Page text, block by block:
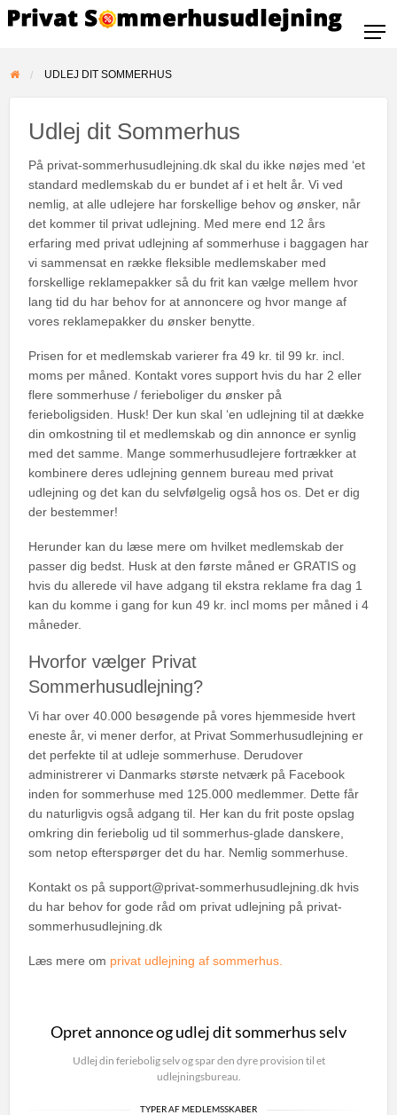
UDLEJ DIT SOMMERHUS
Udlej dit Sommerhus
På privat-sommerhusudlejning.dk skal du ikke nøjes med ‘et
standard medlemskab du er bundet af i et helt år. Vi ved
nemlig, at alle udlejere har forskellige behov og ønsker, når
det kommer til privat udlejning. Med mere end 12 års
erfaring med privat udlejning af sommerhuse i baggagen har
vi sammensat en række fleksible medlemskaber med
forskellige reklamepakker så du frit kan vælge mellem hvor
lang tid du har behov for at annoncere og hvor mange af
vores reklamepakker du ønsker benytte.
Prisen for et medlemskab varierer fra 49 kr. til 99 kr. incl.
moms per måned. Kontakt vores support hvis du har 2 eller
flere sommerhuse / ferieboliger du ønsker på
ferieboligsiden. Husk! Der kun skal ‘en udlejning til at dække
din omkostning til et medlemskab og din annonce er synlig
med det samme. Mange sommerhusudlejere fortrækker at
kombinere deres udlejning gennem bureau med privat
udlejning og det kan du selvfølgelig også hos os. Det er dig
der bestemmer!
Herunder kan du læse mere om hvilket medlemskab der
passer dig bedst. Husk at den første måned er GRATIS og
hvis du allerede vil have adgang til ekstra reklame fra dag 1
kan du komme i gang for kun 49 kr. incl moms per måned i 4
måneder.
Hvorfor vælger Privat
Sommerhusudlejning?
Vi har over 40.000 besøgende på vores hjemmeside hvert
eneste år, vi mener derfor, at Privat Sommerhusudlejning er
det perfekte til at udleje sommerhuse. Derudover
administrerer vi Danmarks største netværk på Facebook
inden for sommerhuse med 125.000 medlemmer. Dette får
du naturligvis også adgang til. Her kan du frit poste opslag
omkring din feriebolig ud til sommerhus-glade danskere,
som netop efterspørger det du har. Nemlig sommerhuse.
Kontakt os på support@privat-sommerhusudlejning.dk hvis
du har behov for gode råd om privat udlejning på privat-
sommerhusudlejning.dk
Læs mere om privat udlejning af sommerhus.
Opret annonce og udlej dit sommerhus selv
Udlej din feriebolig selv og spar den dyre provision til et
udlejningsbureau.
TYPER AF MEDLEMSSKABER